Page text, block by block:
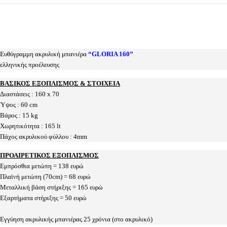
Ευθύγραμμη ακρυλική μπανιέρα “GLORIA 160”
ελληνικής προέλευσης
ΒΑΣΙΚΟΣ ΕΞΟΠΛΙΣΜΟΣ & ΣΤΟΙΧΕΙΑ
Διαστάσεις : 160 x 70
Ύψος : 60 cm
Βάρος : 15 kg
Χωρητικότητα : 165 lt
Πάχος ακρυλικού φύλλου : 4mm
ΠΡΟΑΙΡΕΤΙΚΟΣ ΕΞΟΠΛΙΣΜΟΣ
Εμπρόσθια μετώπη = 138 ευρώ
Πλαϊνή μετώπη (70cm) = 68 ευρώ
Μεταλλική βάση στήριξης = 165 ευρώ
Εξαρτήματα στήριξης = 50 ευρώ
Εγγύηση ακρυλικής μπανιέρας 25 χρόνια (στο ακρυλικό)